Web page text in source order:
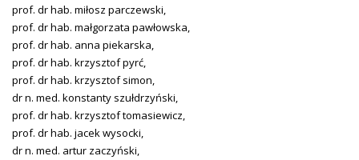
prof. dr hab. miłosz parczewski,
prof. dr hab. małgorzata pawłowska,
prof. dr hab. anna piekarska,
prof. dr hab. krzysztof pyrć,
prof. dr hab. krzysztof simon,
dr n. med. konstanty szułdrzyński,
prof. dr hab. krzysztof tomasiewicz,
prof. dr hab. jacek wysocki,
dr n. med. artur zaczyński,